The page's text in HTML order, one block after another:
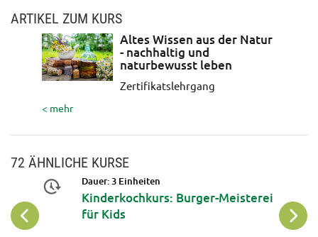
ARTIKEL ZUM KURS
Altes Wissen aus der Natur
- nachhaltig und
naturbewusst leben
Zertifikatslehrgang
< mehr
72 ÄHNLICHE KURSE
&
Dauer: 3 Einheiten
Kinderkochkurs: Burger-Meisterei
für Kids